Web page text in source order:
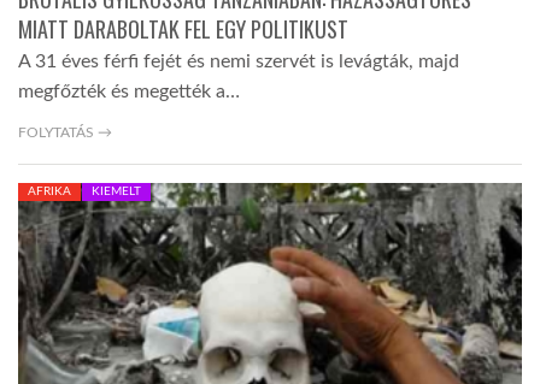
MIATT DARABOLTAK FEL EGY POLITIKUST
A 31 éves férfi fejét és nemi szervét is levágták, majd
megfőzték és megették a…
FOLYTATÁS →
AFRIKA KIEMELT